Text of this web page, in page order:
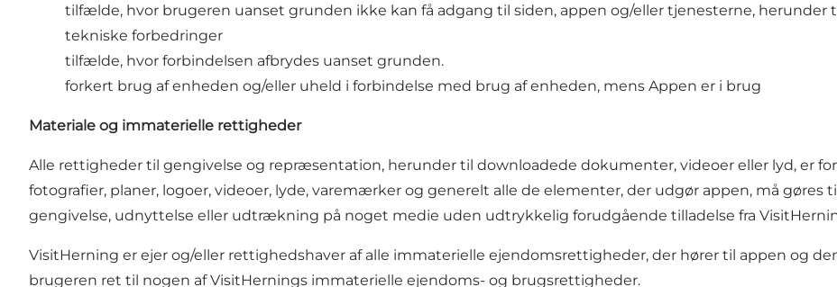
tilfælde, hvor brugeren uanset grunden ikke kan få adgang til siden, appen og/eller tjenesterne,
tekniske forbedringer
tilfælde, hvor forbindelsen afbrydes uanset grunden.
forkert brug af enheden og/eller uheld i forbindelse med brug af enheden, mens Appen er i brug
Materiale og immaterielle rettigheder
Alle rettigheder til gengivelse og repræsentation, herunder til downloadede dokumenter, videoer eller lyd, er
fotografier, planer, logoer, videoer, lyde, varemærker og generelt alle de elementer, der udgør appen, må
gengivelse, udnyttelse eller udtrækning på noget medie uden udtrykkelig forudgående tilladelse fra
VisitHerning er ejer og/eller rettighedshaver af alle immaterielle ejendomsrettigheder, der hører til appen og
brugeren ret til nogen af VisitHernings immaterielle ejendoms- og brugsrettigheder.